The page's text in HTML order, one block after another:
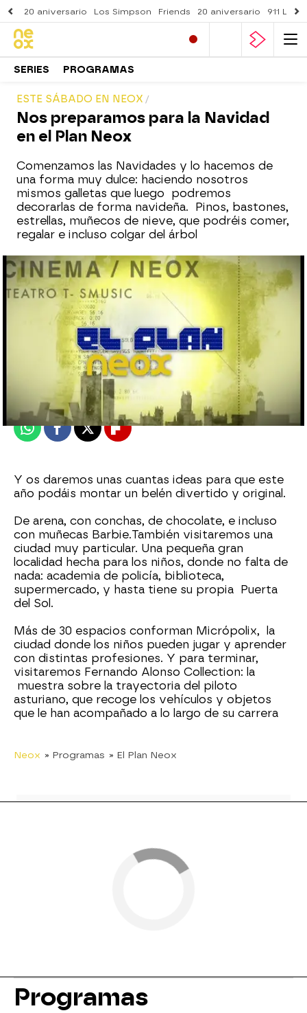
20 aniversario Los Simpson Friends 20 aniversario 911
SERIES PROGRAMAS
ESTE SÁBADO EN NEOX
Nos preparamos para la Navidad
en el Plan Neox
Comenzamos las Navidades y lo hacemos de
una forma muy dulce: haciendo nosotros
mismos galletas que luego podremos
decorarlas de forma navideña. Pinos, bastones,
estrellas, muñecos de nieve, que podréis comer,
regalar e incluso colgar del árbol
Madrid
Publicado: 19 de diciembre de 2013, 16:03
WhatsappFacebook
X Flipboard
Y os daremos unas cuantas ideas para que este
año podáis montar un belén divertido y original.
De arena, con conchas, de chocolate, e incluso
con muñecas Barbie.También visitaremos una
ciudad muy particular. Una pequeña gran
localidad hecha para los niños, donde no falta de
nada: academia de policía, biblioteca,
supermercado, y hasta tiene su propia Puerta
del Sol.
Más de 30 espacios conforman Micrópolix, la
ciudad donde los niños pueden jugar y aprender
con distintas profesiones. Y para terminar,
visitaremos Fernando Alonso Collection: la
muestra sobre la trayectoria del piloto
asturiano, que recoge los vehículos y objetos
que le han acompañado a lo largo de su carrera
Neox » Programas » El Plan Neox
Programas